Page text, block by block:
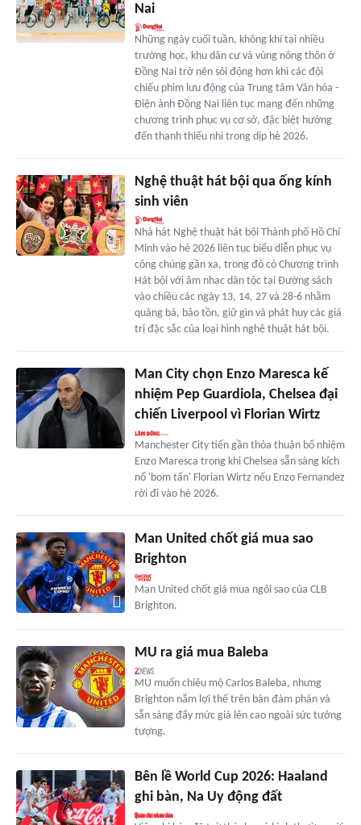
Nai
Những ngày cuối tuần, không khí tại nhiều
trường học, khu dân cư và vùng nông thôn ở
Đồng Nai trở nên sôi động hơn khi các đội
chiếu phim lưu động của Trung tâm Văn hóa -
Điện ảnh Đồng Nai liên tục mang đến những
chương trình phục vụ cơ sở, đặc biệt hướng
đến thanh thiếu nhi trong dịp hè 2026.
Nghệ thuật hát bội qua ống kính
sinh viên
Nhà hát Nghệ thuật hát bội Thành phố Hồ Chí
Minh vào hè 2026 liên tục biểu diễn phục vụ
công chúng gần xa, trong đó có Chương trình
Hát bội với âm nhạc dân tộc tại Đường sách
vào chiều các ngày 13, 14, 27 và 28-6 nhằm
quảng bá, bảo tồn, giữ gìn và phát huy các giá
trị đặc sắc của loại hình nghệ thuật hát bội.
Man City chọn Enzo Maresca kế
nhiệm Pep Guardiola, Chelsea đại
chiến Liverpool vì Florian Wirtz
Manchester City tiến gần thỏa thuận bổ nhiệm
Enzo Maresca trong khi Chelsea sẵn sàng kích
nổ 'bom tấn' Florian Wirtz nếu Enzo Fernandez
rời đi vào hè 2026.
Man United chốt giá mua sao
Brighton
Man United chốt giá mua ngôi sao của CLB
Brighton.
MU ra giá mua Baleba
MU muốn chiêu mộ Carlos Baleba, nhưng
Brighton nắm lợi thế trên bàn đàm phán và
sẵn sàng đẩy mức giá lên cao ngoài sức tưởng
tượng.
Bên lề World Cup 2026: Haaland
ghi bàn, Na Uy động đất